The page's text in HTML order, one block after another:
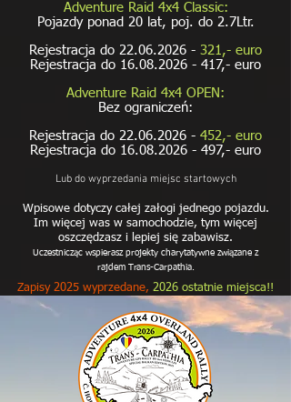
Adventure Raid 4x4 Classic:
Pojazdy ponad 20 l at, poj. do 2.7Ltr.
Rejestracja do 22.06.2026 - 321,- euro
Rejestracja do 16.08.2026 - 417,- euro
Adventure Raid 4x4 OPEN:
Bez ograniczeń:
Rejestracja do 22.06.2026 - 452,- euro
Rejestracja do 16.08.2026 - 497,- euro
Lub do wyprzedania miejsc startowych
Wpisowe dotyczy całej załogi jednego pojazdu.
Im więcej was w samochodzie, tym więcej
oszczędzasz i lepiej się zabawisz.
Uczestnicząc wspierasz projekty charytatywne związane z
rajdem Trans-Carpathia.
Zapisy 2025 wyprzedane, 2026 ostatnie miejsca!!